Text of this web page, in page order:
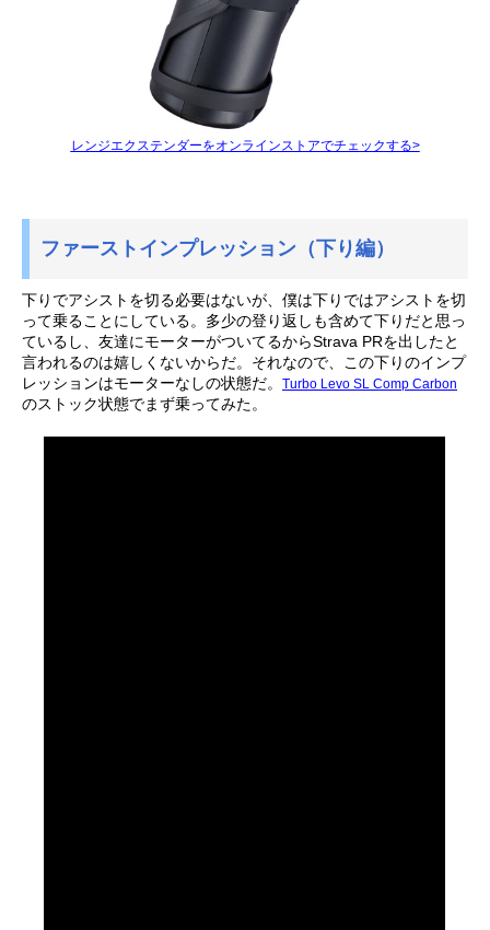
レンジエクステンダーをオンラインストアでチェックする>
ファーストインプレッション（下り編）
下りでアシストを切る必要はないが、僕は下りではアシストを切
って乗ることにしている。多少の登り返しも含めて下りだと思っ
ているし、友達にモーターがついてるからStrava PRを出したと
言われるのは嬉しくないからだ。それなので、この下りのインプ
レッションはモーターなしの状態だ。 Turbo Levo SL Comp Carbon
のストック状態でまず乗ってみた。